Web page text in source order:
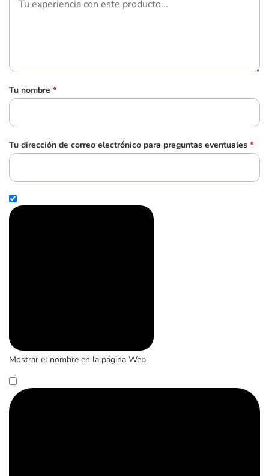
Tu nombre *
Tu dirección de correo electrónico para preguntas eventuales *
Mostrar el nombre en la página Web